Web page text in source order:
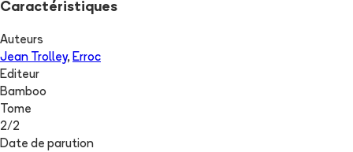
Caractéristiques
Auteurs
Jean Trolley, Erroc
Editeur
Bamboo
Tome
2/2
Date de parution